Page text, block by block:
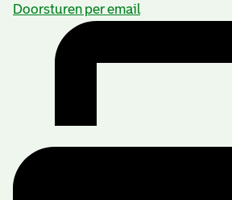
Doorsturen per email